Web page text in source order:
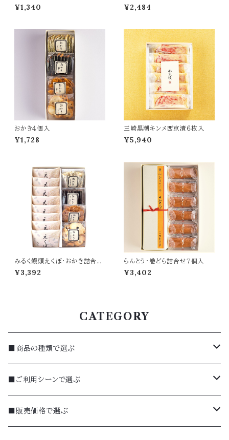
¥1,340 ¥2,484
おかき４個入
¥1,728
三崎黒潮キンメ西京漬６枚入
¥5,940
みるく饅頭えくぼ・おかき詰合せ
12個入（EO-12）
¥3,392
らんとう・巻どら詰合せ７個入
¥3,402
CATEGORY
■商品の種類で選ぶ
焼菓子
詰合せ（ギフト）
■ご利用シーンで選ぶ
季節のギフト（夏）
■販売価格で選ぶ